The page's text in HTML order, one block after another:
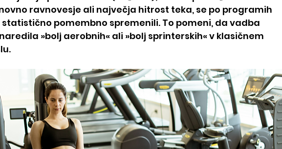
ravnovesje ali največja hitrost teka, se po programih
pomembno spremenili. To pomeni, da vadba
»bolj aerobnih« ali »bolj sprinterskih« v klasičnem